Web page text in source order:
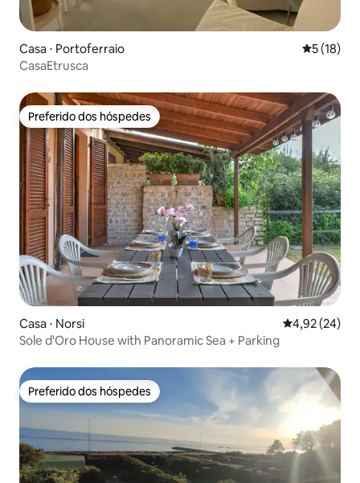
Casa ⋅ Portoferraio 5 de uma
5 (18)
CasaEtrusca
Preferido dos hóspedes
Preferido dos hóspedes
Casa ⋅ Norsi 4,92 de uma
4,92 (24)
Sole d'Oro House with Panoramic Sea + Parking
Preferido dos hóspedes
Preferido dos hóspedes